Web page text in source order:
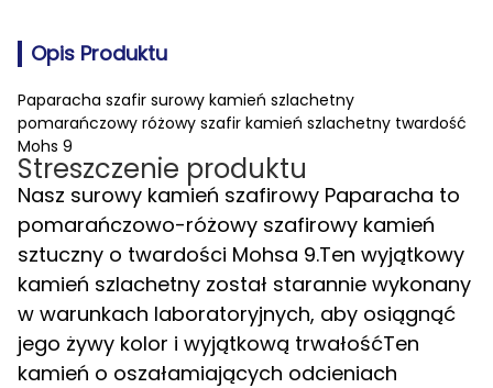
Opis Produktu
Paparacha szafir surowy kamień szlachetny
pomarańczowy różowy szafir kamień szlachetny twardość
Mohs 9
Streszczenie produktu
Nasz surowy kamień szafirowy Paparacha to
pomarańczowo-różowy szafirowy kamień
sztuczny o twardości Mohsa 9.Ten wyjątkowy
kamień szlachetny został starannie wykonany
w warunkach laboratoryjnych, aby osiągnąć
jego żywy kolor i wyjątkową trwałośćTen
kamień o oszałamiających odcieniach